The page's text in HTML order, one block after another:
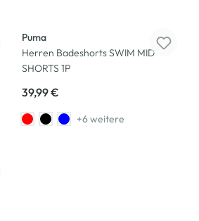
Puma
Herren Badeshorts SWIM MID
SHORTS 1P
39,99 €
+6 weitere